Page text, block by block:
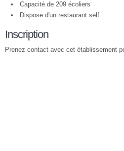
Capacité de 209 écoliers
Dispose d'un restaurant self
Inscription
Prenez contact avec cet établissement